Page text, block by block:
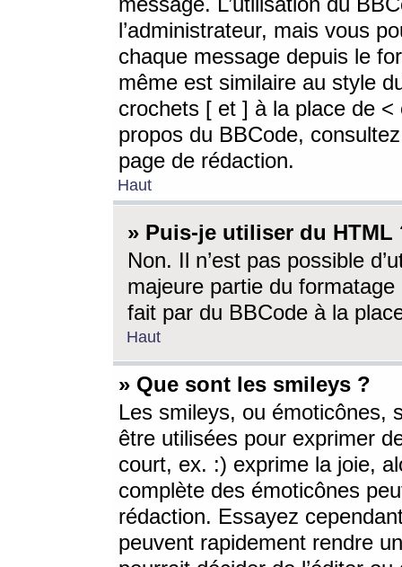
l’administrateur, mais vous
chaque message depuis le
même est similaire au style
crochets [ et ] à la place de <
propos du BBCode,
page de rédaction.
Haut
» Puis-je utiliser du HTML
Non. Il n’est pas possible
majeure partie du
fait par du BBCode à la
Haut
» Que sont les smileys ?
Les smileys, ou émoticônes,
être utilisées pour exprimer
court, ex. :) exprime la joie,
complète des émoticônes
rédaction. Essayez
peuvent rapidement rendre